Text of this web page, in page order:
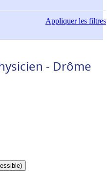
Appliquerles filtres
- Drôme